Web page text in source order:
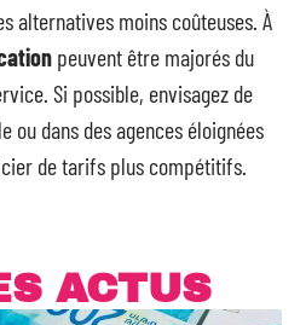
alternatives moins coûteuses. À
peuvent être majorés du
Si possible, envisagez de
ou dans des agences éloignées
de tarifs plus compétitifs.
ACTUS